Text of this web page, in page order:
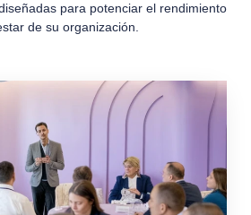
para potenciar el rendimiento
de su organización.